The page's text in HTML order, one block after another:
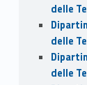
delle
delle
delle